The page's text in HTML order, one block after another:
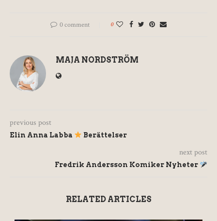
0 comment 0
MAJA NORDSTRÖM
previous post
Elin Anna Labba Berättelser
next post
Fredrik Andersson Komiker Nyheter
RELATED ARTICLES